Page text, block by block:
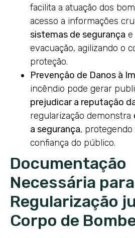
facilita a atuação dos
acesso a informações
sistemas de segurança e
evacuação, agilizando o
proteção.
Prevenção de Danos à
incêndio pode gerar
prejudicar a reputação
regularização demonstra
a segurança, protegendo
confiança do público.
Documentação
Necessária
Regularização
Corpo de